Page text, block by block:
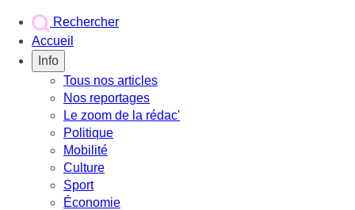
Rechercher
Accueil
Info
Tous nos articles
Nos reportages
Le zoom de la rédac'
Politique
Mobilité
Culture
Sport
Économie